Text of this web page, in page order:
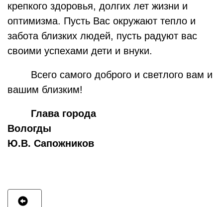
крепкого здоровья, долгих лет жизни и
оптимизма. Пусть Вас окружают тепло и
забота близких людей, пусть радуют вас
своими успехами дети и внуки.
Всего самого доброго и светлого вам и
вашим близким!
Глава города
Вологды
Ю.В. Сапожников